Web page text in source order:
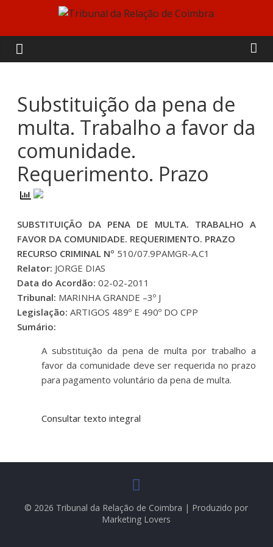
content
Tribunal
da
Relação
de
Coimbra
Substituição da pena de
multa. Trabalho a favor da
comunidade.
Requerimento. Prazo
SUBSTITUIÇÃO DA PENA DE MULTA. TRABALHO A
FAVOR DA COMUNIDADE. REQUERIMENTO. PRAZO
RECURSO CRIMINAL Nº 510/07.9PAMGR-A.C1
Relator: JORGE DIAS
Data do Acordão: 02-02-2011
Tribunal: MARINHA GRANDE –3º J
Legislação:ARTIGOS 489º E 490º DO CPP
Sumário:
A substituição da pena de multa por trabalho a
favor da comunidade deve ser requerida no prazo
para pagamento voluntário da pena de multa.
Consultar texto integral
© 2026 Tribunal da Relação de Coimbra | Produzido por
Marketing Lovers